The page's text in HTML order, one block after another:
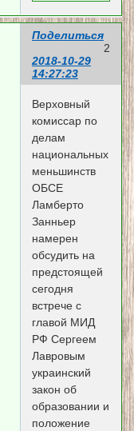
Поделиться
2
2018-10-29
14:27:23
Верховный
комиссар по
делам
национальных
меньшинств
ОБСЕ
Ламберто
Занньер
намерен
обсудить на
предстоящей
сегодня
встрече с
главой МИД
РФ Сергеем
Лавровым
украинский
закон об
образовании и
положение